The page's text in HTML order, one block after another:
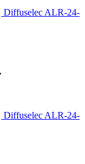
Diffuselec ALR-24-
Diffuselec ALR-24-